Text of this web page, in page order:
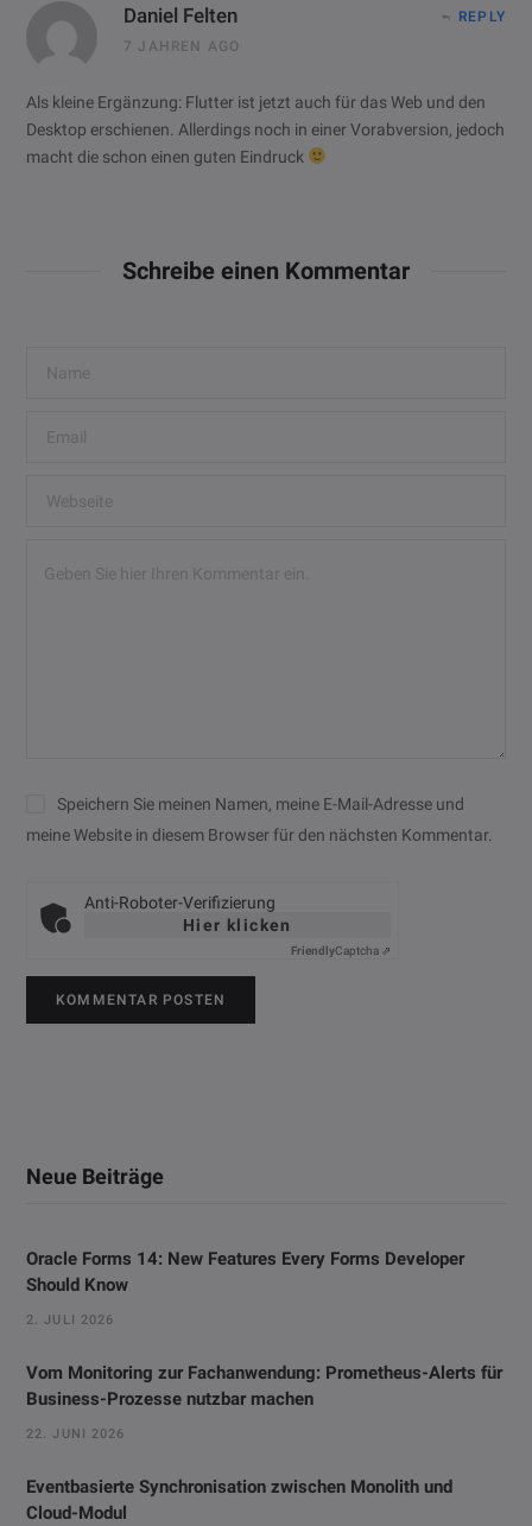
Daniel Felten
7 JAHREN AGO
REPLY
Als kleine Ergänzung: Flutter ist jetzt auch für das Web und den
Desktop erschienen. Allerdings noch in einer Vorabversion, jedoch
macht die schon einen guten Eindruck
Schreibe einen Kommentar
Speichern Sie meinen Namen, meine E-Mail-Adresse und
meine Website in diesem Browser für den nächsten Kommentar.
Anti-Roboter-Verifizierung
Hier klicken
FriendlyCaptcha ⇗
Neue Beiträge
Oracle Forms 14: New Features Every Forms Developer
Should Know
2. JULI 2026
Vom Monitoring zur Fachanwendung: Prometheus-Alerts für
Business-Prozesse nutzbar machen
22. JUNI 2026
Eventbasierte Synchronisation zwischen Monolith und
Cloud-Modul